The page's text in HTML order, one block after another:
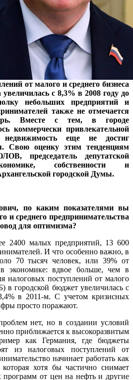
от малого и среднего бизнеса
с 8,3% в 2008 году до
небольших предприятий и
также не отмечается
Вместе с тем, в городе
коммерчески привлекательной
еще не достиг
Свою оценку этим тенденциям
председатель депутатской
собственности и
городской Думы.
по каким показателями вы
и среднего предпринимательства
для оптимизма?
2400 малых предприятий, 13 600
И что особенно важно, в
70 тысяч человек, или 39% от
экономике: вдвое больше, чем в
налоговых поступлений от малого
в городской бюджет увеличилась с
в 2011-м. С учетом кризисных
просто поражают.
нет, но в создании условий
приближается к высокоразвитым
как Германия, где бюджеты
из налоговых поступлений от
начинает работать как
хотя бы частично снимает
программ от цен на нефть и другие